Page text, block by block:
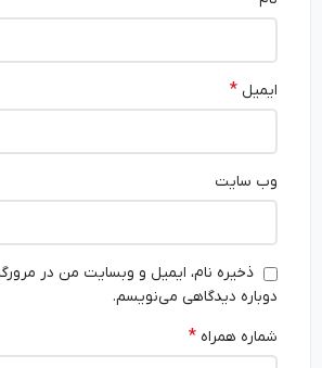
ایمیل*
وب‌ سایت
ذخیره نام، ایمیل و وبسایت من در مرورگر
دوباره دیدگاهی می‌نویسم.
شماره همراه*